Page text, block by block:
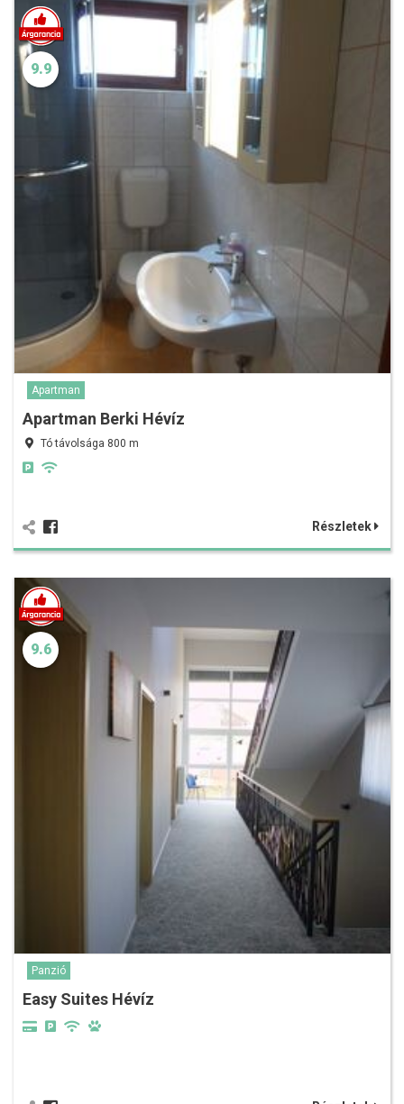
9.9
Apartman
Apartman Berki Hévíz
Tó távolsága 800 m
Részletek
9.6
Panzió
Easy Suites Hévíz